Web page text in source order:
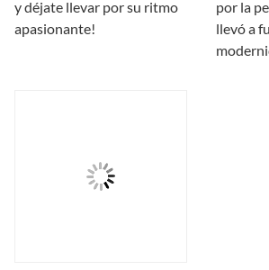
y déjate llevar por su ritmo
apasionante!
por la
llevó a